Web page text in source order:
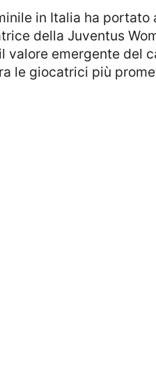
della Juventus
valore emergente del
le giocatrici più